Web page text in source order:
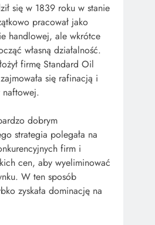
się w 1839 roku w stanie
pracował jako
handlowej, ale wkrótce
własną działalność.
firmę Standard Oil
się rafinacją i
dobrym
strategia polegała na
firm i
cen, aby wyeliminować
W ten sposób
zyskała dominację na